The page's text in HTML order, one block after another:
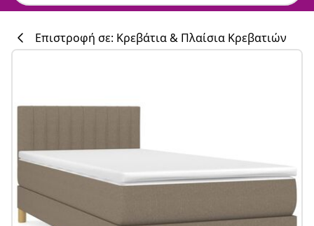
#sharemevidaxl
Επιστροφή σε: Κρεβάτια & Πλαίσια Κρεβατιών